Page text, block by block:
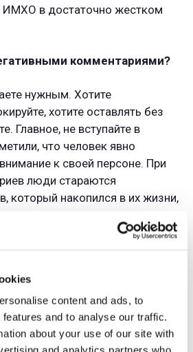
content and ads, to
and to analyse our traffic.
about your use of our site with
ИМХО в достаточно жестком
комментариями?
нужным. Хотите
хотите оставлять без
Главное, не вступайте в
что человек явно
к своей персоне. При
люди стараются
который накопился в их жизни,
вы несете за это
вы можете сами
вещей, поэтому запомните
негатив и не